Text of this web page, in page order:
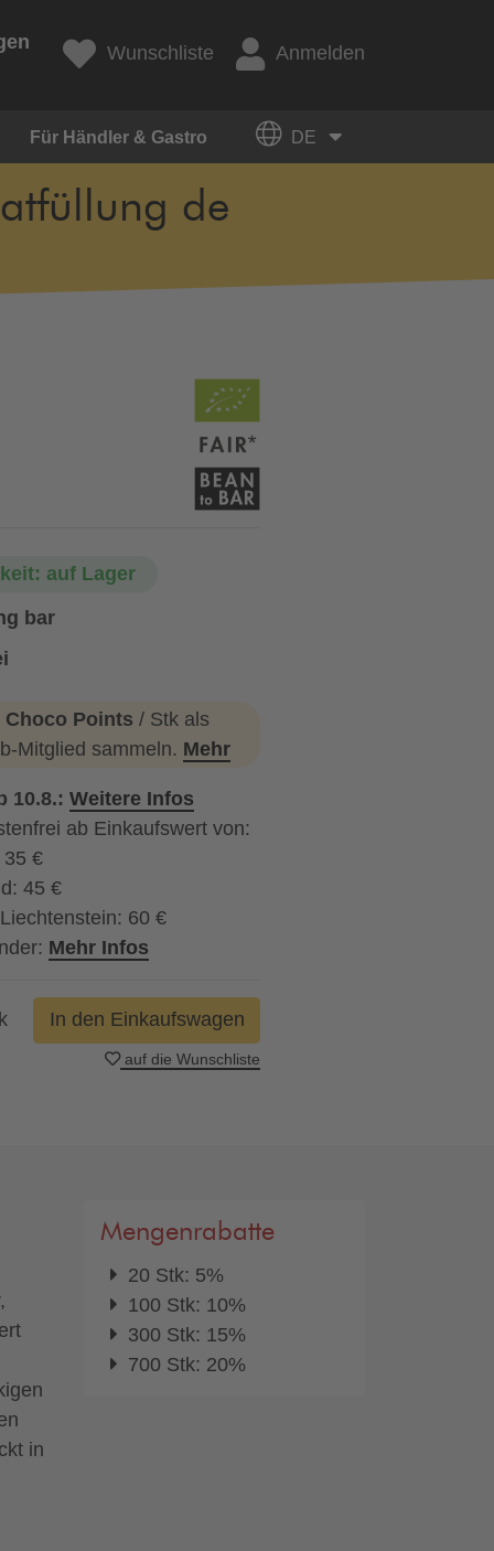
Wunschliste Anmelden
Für Händler & Gastro DE
de
auf Lager
bar
Choco Points / Stk als
Mitglied sammeln. Mehr
10.8.: Weitere Infos
ab Einkaufswert von:
35 €
45 €
60 €
Mehr Infos
In den Einkaufswagen
auf die Wunschliste
in
Mengenrabatte
20 Stk: 5%
100 Stk: 10%
300 Stk: 15%
700 Stk: 20%